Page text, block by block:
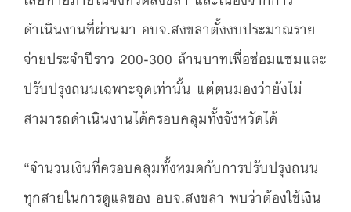
ดำเนินงานที่ผ่านมา อบจ.สงขลาตั้งงบประมาณราย
จ่ายประจำปีราว 200-300 ล้านบาทเพื่อซ่อมแซมและ
ปรับปรุงถนนเฉพาะจุดเท่านั้น แต่ตนมองว่ายังไม่
สามารถดำเนินงานได้ครอบคลุมทั้งจังหวัดได้
“จำนวนเงินที่ครอบคลุมทั้งหมดกับการปรับปรุงถนน
ทุกสายในการดูแลของ อบจ.สงขลา พบว่าต้องใช้เงิน